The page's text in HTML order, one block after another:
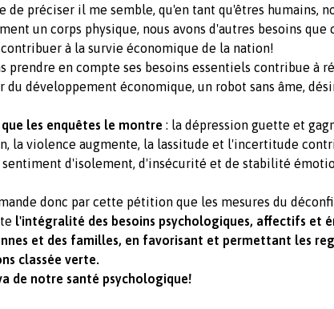
de préciser il me semble, qu'en tant qu'êtres humains,
un corps physique, nous avons d'autres besoins
à la survie économique de la nation!
prendre en compte ses besoins essentiels contribue à
du développement économique, un robot sans âme,
les enquêtes le montre : la dépression guette et
la violence augmente, la lassitude et l'incertitude
sentiment d'isolement, d'insécurité et de stabilité
donc par cette pétition que les mesures du
l'intégralité des besoins psychologiques, affectifs et
et des familles, en favorisant et permettant les
classée verte.
de notre santé psychologique!